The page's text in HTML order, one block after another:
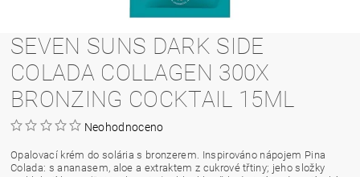
SEVEN SUNS DARK SIDE
COLADA COLLAGEN 300X
BRONZING COCKTAIL 15ML
Neohodnoceno
Opalovací krém do solária s bronzerem. Inspirováno nápojem Pina
Colada: s ananasem, aloe a extraktem z cukrové třtiny; jeho složky